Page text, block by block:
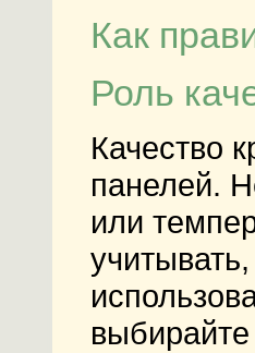
Как
Роль
Качество
панелей.
или